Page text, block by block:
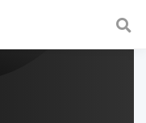
a fast and